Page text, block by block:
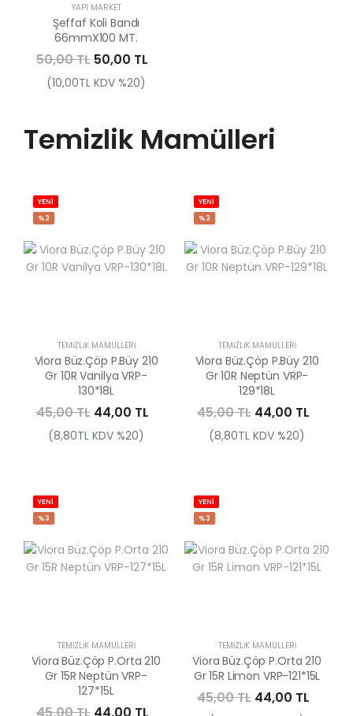
YAPI MARKET
Şeffaf Koli Bandı
66mmX100 MT.
50,00 TL 50,00 TL
(10,00TL KDV %20)
Temizlik Mamülleri
YENİ
%3
TEMIZLIK MAMÜLLERI
Viora Büz.Çöp P.Büy 210
Gr 10R Vanilya VRP-
130*18L
45,00 TL 44,00 TL
(8,80TL KDV %20)
YENİ
%3
TEMIZLIK MAMÜLLERI
Viora Büz.Çöp P.Büy 210
Gr 10R Neptün VRP-
129*18L
45,00 TL 44,00 TL
(8,80TL KDV %20)
YENİ
%3
TEMIZLIK MAMÜLLERI
Viora Büz.Çöp P.Orta 210
Gr 15R Neptün VRP-
127*15L
YENİ
%3
TEMIZLIK MAMÜLLERI
Viora Büz.Çöp P.Orta 210
Gr 15R Limon VRP-121*15L
45,00 TL 44,00 TL